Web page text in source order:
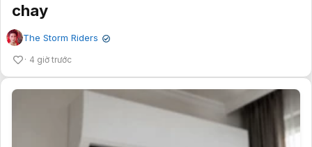
chay
The Storm Riders ✔
4 giờ trước